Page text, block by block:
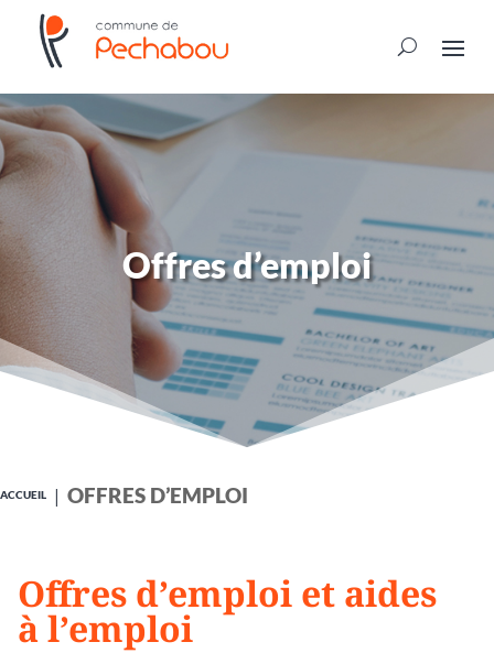
Offres d’emploi
ACCUEIL OFFRES D’EMPLOI
Offres d’emploi et aides
à l’emploi